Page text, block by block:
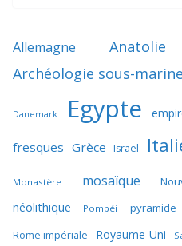
Allemagne Anatolie
Archéologie sous-marine
Danemark Egypte
fresques Grèce Israël
Monastère mosaïque
néolithique Pompéi pyramide
Rome impériale Royaume-Uni